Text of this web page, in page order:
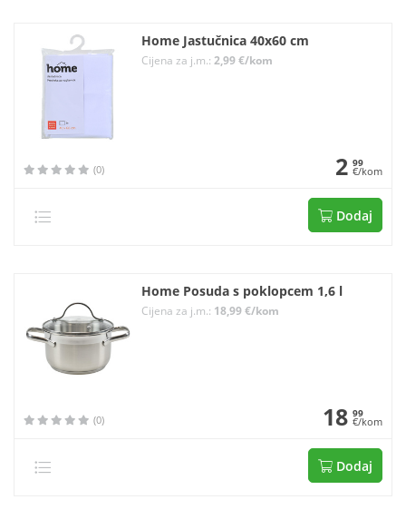
Home Jastučnica 40x60 cm
Cijena za j.m.: 2,99 €/kom
(0) 2 99
€/kom
Dodaj
Home Posuda s poklopcem 1,6 l
Cijena za j.m.: 18,99 €/kom
(0) 18 99
€/kom
Dodaj